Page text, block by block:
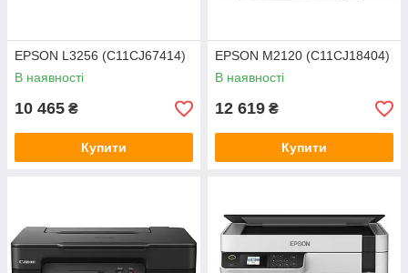
EPSON L3256 (C11CJ67414)
В наявності
10 465 ₴
Купити
EPSON M2120 (C11CJ18404)
В наявності
12 619 ₴
Купити